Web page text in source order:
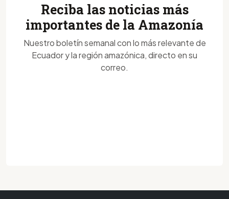
Reciba las noticias más
importantes de la Amazonía
Nuestro boletín semanal con lo más relevante de
Ecuador y la región amazónica, directo en su
correo.